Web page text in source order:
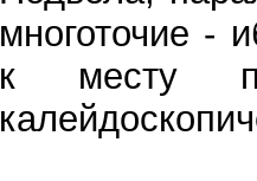
многоточие -
к месту